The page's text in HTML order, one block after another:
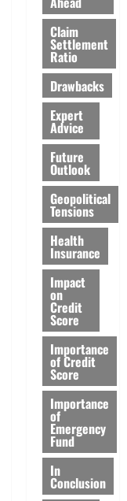
Claim
Settlement
Ratio
Drawbacks
Expert
Advice
Future
Outlook
Geopolitical
Tensions
Health
Insurance
Impact
on
Credit
Score
Importance
of Credit
Score
Importance
of
Emergency
Fund
In
Conclusion